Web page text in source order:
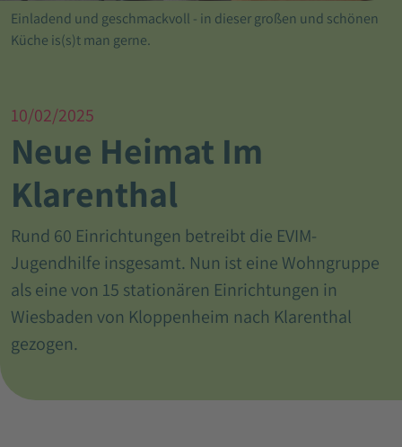
Einladend und geschmackvoll - in dieser großen und schönen
Küche is(s)t man gerne.
10/02/2025
Neue Heimat Im
Klarenthal
Rund 60 Einrichtungen betreibt die EVIM-
Jugendhilfe insgesamt. Nun ist eine Wohngruppe
als eine von 15 stationären Einrichtungen in
Wiesbaden von Kloppenheim nach Klarenthal
gezogen.